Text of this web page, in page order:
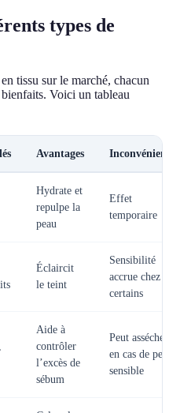
types de
tissu sur le marché, chacun
Voici un tableau
Avantages
Hydrate et
repulpe la
peau
Effet
temporaire
Éclaircit
le teint
Sensibilité
accrue chez
certains
Aide à
contrôler
l’excès de
sébum
Peut assécher
en cas de
sensible